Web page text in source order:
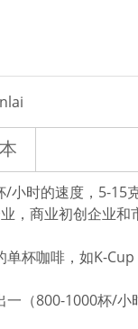
时的速度，5-
商业初创企业和
单杯咖啡，如K-
（800-1000杯/